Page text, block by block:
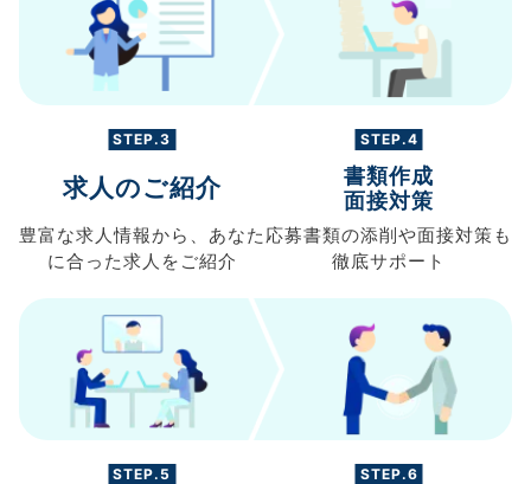
STEP.3
求人のご紹介
豊富な求人情報から、 あなた
に合った求人を ご紹介
STEP.4
書類作成
面接対策
応募書類の添削や面接対策も
徹底サポート
STEP.5 STEP.6